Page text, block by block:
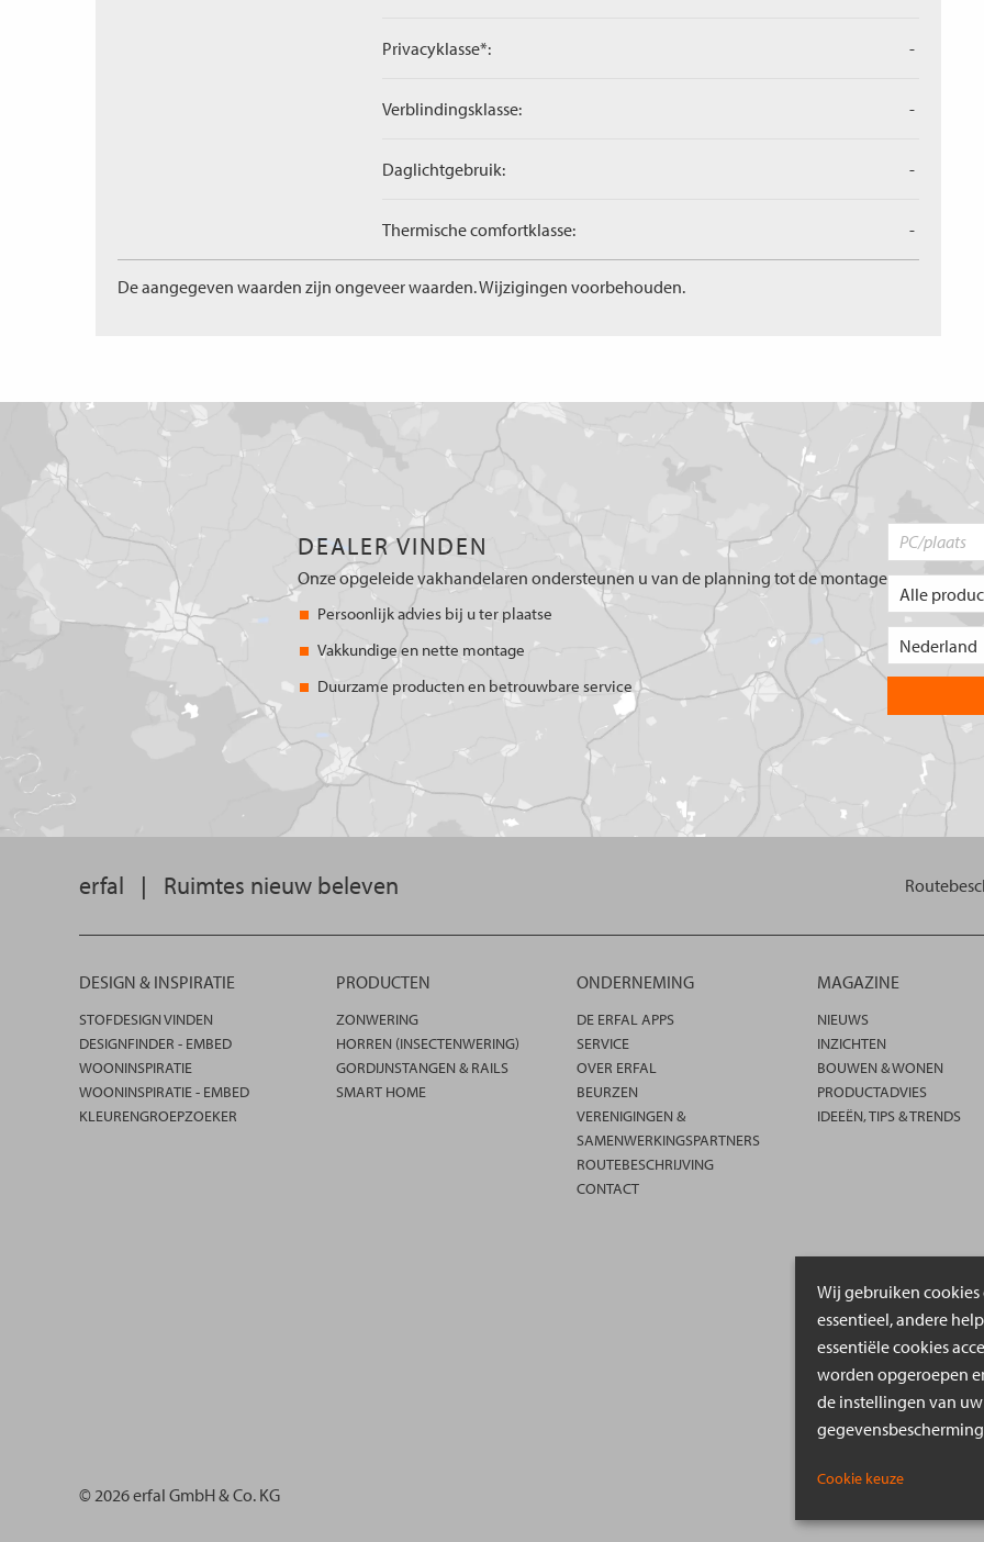
Wij gebruiken
essentieel, andere
essentiële cookies
worden opgeroepen
de instellingen van
Cookie keuze
Privacyklasse*: -
Verblindingsklasse: -
Daglichtgebruik: -
Thermische comfortklasse: -
De aangegeven waarden zijn ongeveer waarden. Wijzigingen voorbehouden.
DEALER VINDEN
Onze opgeleide vakhandelaren ondersteunen u van de planning tot de montage
Persoonlijk advies bij u ter plaatse
Vakkundige en nette montage
Duurzame producten en betrouwbare service
erfal | Ruimtes nieuw beleven
DESIGN & INSPIRATIE
STOFDESIGN VINDEN
DESIGNFINDER - EMBED
WOONINSPIRATIE
WOONINSPIRATIE - EMBED
KLEURENGROEPZOEKER
PRODUCTEN
ZONWERING
HORREN (INSECTENWERING)
GORDIJNSTANGEN & RAILS
SMART HOME
ONDERNEMING
DE ERFAL APPS
SERVICE
OVER ERFAL
BEURZEN
VERENIGINGEN &
SAMENWERKINGSPARTNERS
ROUTEBESCHRIJVING
CONTACT
MAGAZINE
NIEUWS
INZICHTEN
BOUWEN & WONEN
PRODUCTADVIES
IDEEËN, TIPS & TRENDS
© 2026 erfal GmbH & Co. KG